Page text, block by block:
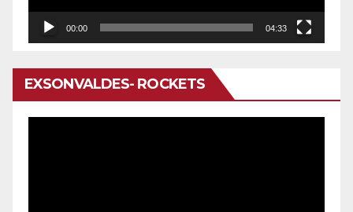
00:00 04:33
EXSONVALDES- ROCKETS